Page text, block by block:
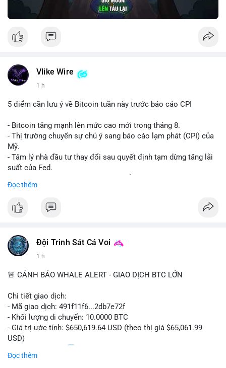
Vlike Wire
1 h
5 điểm cần lưu ý về Bitcoin tuần này trước báo cáo CPI
- Bitcoin tăng mạnh lên mức cao mới trong tháng 8.
- Thị trường chuyển sự chú ý sang báo cáo lạm phát (CPI) của
Mỹ.
- Tâm lý nhà đầu tư thay đổi sau quyết định tạm dừng tăng lãi
suất của Fed.
theo.
#bitcoin #btc #cryptonews
#vlikevn #titanbot
📰 Nguồn: Cointelegraph
Đọc thêm
Đội Trinh Sát Cá Voi
1 h
🚨 CẢNH BÁO WHALE ALERT - GIAO DỊCH BTC LỚN
Chi tiết giao dịch:
- Mã giao dịch: 491f11f6...2db7e72f
- Khối lượng di chuyển: 10.0000 BTC
- Giá trị ước tính: $650,619.64 USD (theo thị giá $65,061.99
USD)
- Thời gian: 11:20
Đọc thêm